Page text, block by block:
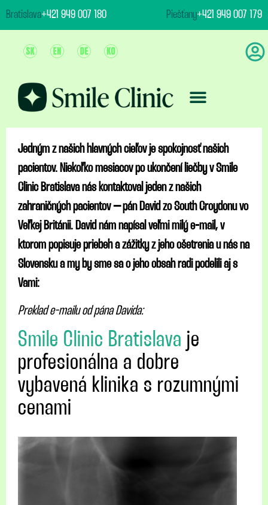
content
Bratislava+421 949 007 180 Piešťany+421 949 007 179
Jedným z našich hlavných cieľov je spokojnosť našich
pacientov. Niekoľko mesiacov po ukončení liečby v Smile
Clinic Bratislava nás kontaktoval jeden z našich
zahraničných pacientov – pán David zo South Croydonu vo
Veľkej Británii. David nám napísal veľmi milý e-mail, v
ktorom popisuje priebeh a zážitky z jeho ošetrenia u nás na
Slovensku a my by sme sa o jeho obsah radi podelili aj s
Vami:
Preklad e-mailu od pána Davida:
Smile Clinic Bratislava je
profesionálna a dobre
vybavená klinika s rozumnými
cenami